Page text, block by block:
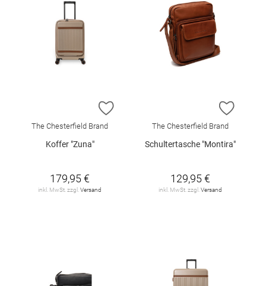
ZUR WUNSCHLISTE HINZUFÜGEN
The Chesterfield Brand
Koffer "Zuna"
179,95 €
inkl. MwSt. zzgl. Versand
ZUR
The Chesterfield Brand
Schultertasche "Montira"
129,95 €
inkl. MwSt. zzgl. Versand